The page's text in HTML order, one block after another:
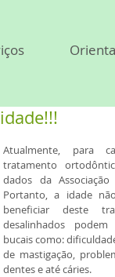
Atualmente, para
tratamento
dados da
Portanto, a idade
beneficiar deste
desalinhados
bucais como:
de mastigação,
dentes e até cáries.